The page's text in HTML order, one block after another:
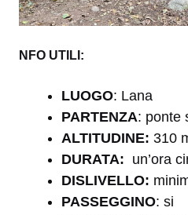
NFO UTILI:
LUOGO: Lana
PARTENZA: ponte
ALTITUDINE: 310
DURATA: un’ora
DISLIVELLO:
PASSEGGINO: si